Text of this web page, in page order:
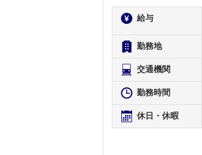
給与
勤務地
交通機関
勤務時間
休日・休暇